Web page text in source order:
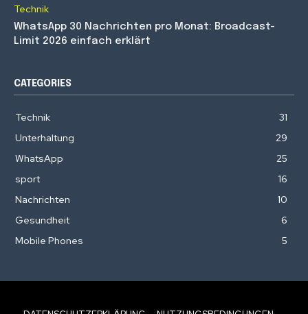
Technik
WhatsApp 30 Nachrichten pro Monat: Broadcast-
Limit 2026 einfach erklärt
CATEGORIES
Technik
31
Unterhaltung
29
WhatsApp
25
sport
16
Nachrichten
10
Gesundheit
6
Mobile Phones
5